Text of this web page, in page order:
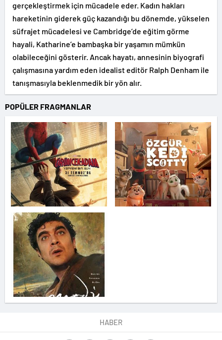
gerçekleştirmek için mücadele eder. Kadın hakları
hareketinin giderek güç kazandığı bu dönemde, yükselen
süfrajet mücadelesi ve Cambridge’de eğitim görme
hayali, Katharine’e bambaşka bir yaşamın mümkün
olabileceğini gösterir. Ancak hayatı, annesinin biyografi
çalışmasına yardım eden idealist editör Ralph Denham ile
tanışmasıyla beklenmedik bir yön alır.
POPÜLER FRAGMANLAR
HABER